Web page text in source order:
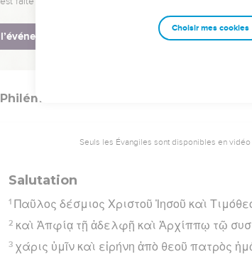
La Bible Du Semeur Copyright © 1992, 1999
Philémon
Seuls les Évangiles sont disponibles en vidéo
Salutation
1 Παῦλος δέσμιος Χριστοῦ Ἰησοῦ καὶ
2 καὶ Ἀπφίᾳ τῇ ἀδελφῇ καὶ Ἀρχίππῳ τῷ
3 χάρις ὑμῖν καὶ εἰρήνη ἀπὸ θεοῦ πατρὸς
Choisir mes cookies